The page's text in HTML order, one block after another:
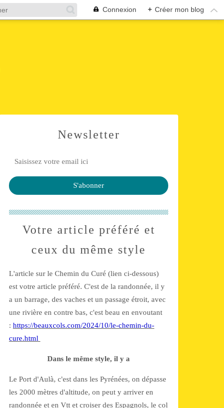
Connexion + Créer mon blog
Newsletter
Votre article préféré et
ceux du même style
L'article sur le Chemin du Curé (lien ci-dessous)
est votre article préféré. C'est de la randonnée, il y
a un barrage, des vaches et un passage étroit, avec
une rivière en contre bas, c'est beau en envoutant
: https://beauxcols.com/2024/10/le-chemin-du-
cure.html
Dans le même style, il y a
Le Port d'Aulà, c'est dans les Pyrénées, on dépasse
les 2000 mètres d'altitude, on peut y arriver en
randonnée et en Vtt et croiser des Espagnols, le col